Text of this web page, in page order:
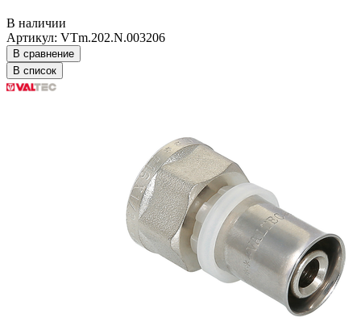
В наличии
Артикул: VTm.202.N.003206
В сравнение
В список